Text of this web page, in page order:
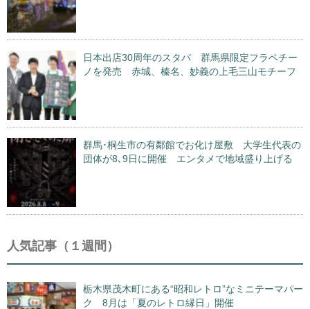
日本出店30周年のスタバ 群馬県限定フラペチー
ノを発売 赤城、榛名、妙義の上毛三山モチーフ
群馬･桐生市の有鄰館でお化け屋敷 大学生代表の
団体が8､9日に開催 エンタメで地域盛り上げる
人気記事（１週間）
栃木県茂木町にある“昭和レトロ”なミニテーマパー
ク 8月は「夏のレトロ縁日」開催